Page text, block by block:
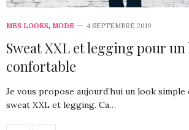
MES LOOKS, MODE 4 SEPTEMBRE 2019
Sweat XXL et legging pour un
confortable
Je vous propose aujourd’hui un look
sweat XXL et legging. Ca…